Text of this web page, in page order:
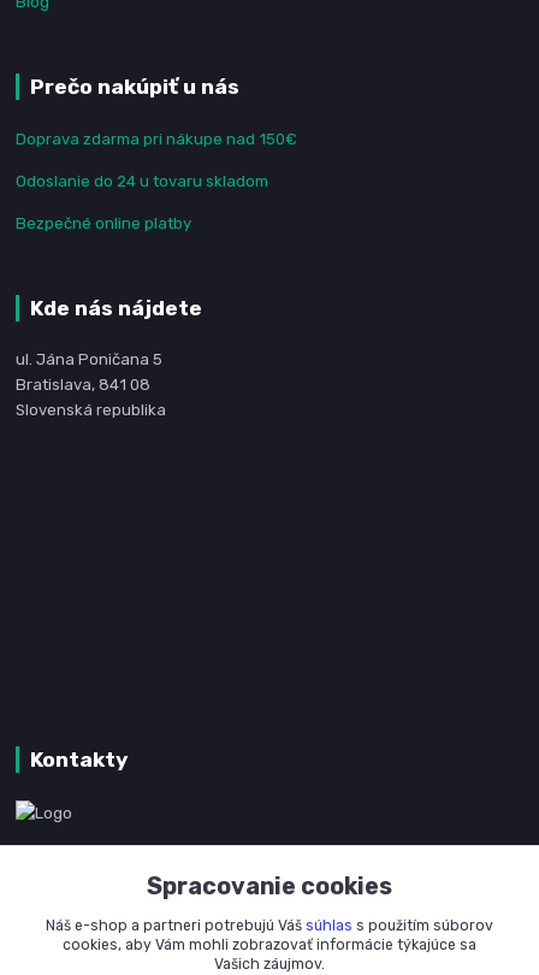
Prečo nakúpiť u nás
Doprava zdarma pri nákupe nad 150€
Odoslanie do 24 u tovaru skladom
Bezpečné online platby
Kde nás nájdete
ul. Jána Poničana 5
Bratislava, 841 08
Slovenská republika
Kontakty
+421 905 327 801
(Po-Pia, 8-16 hod.)
Spracovanie cookies
Náš e-shop a partneri potrebujú Váš súhlas s použitím súborov
cookies, aby Vám mohli zobrazovať informácie týkajúce sa
Vašich záujmov.